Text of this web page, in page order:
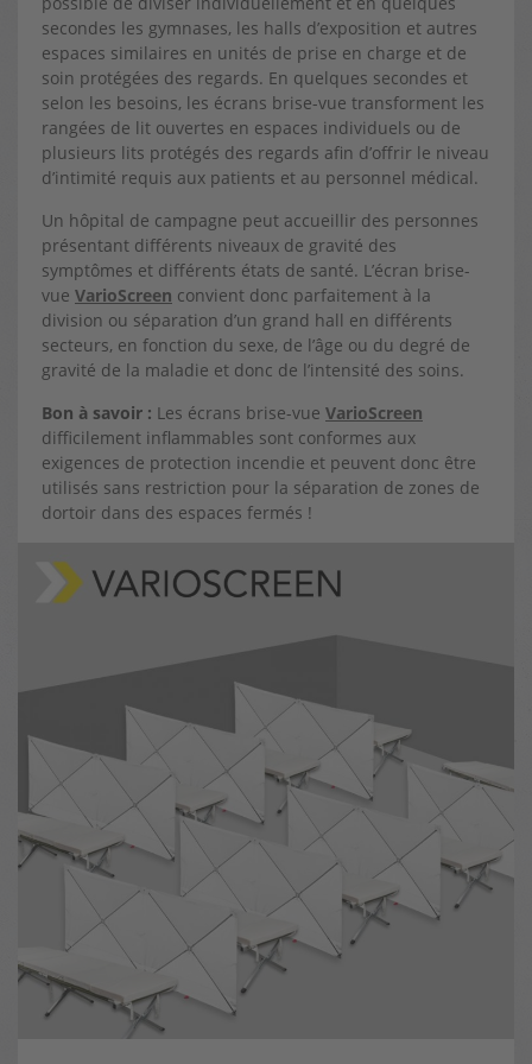
secondes les gymnases, les halls d’exposition et autres
espaces similaires en unités de prise en charge et de
soin protégées des regards. En quelques secondes et
selon les besoins, les écrans brise-vue transforment les
rangées de lit ouvertes en espaces individuels ou de
plusieurs lits protégés des regards afin d’offrir le niveau
d’intimité requis aux patients et au personnel médical.
Un hôpital de campagne peut accueillir des personnes
présentant différents niveaux de gravité des
symptômes et différents états de santé. L’écran brise-
vue VarioScreen convient donc parfaitement à la
division ou séparation d’un grand hall en différents
secteurs, en fonction du sexe, de l’âge ou du degré de
gravité de la maladie et donc de l’intensité des soins.
Bon à savoir : Les écrans brise-vue VarioScreen
difficilement inflammables sont conformes aux
exigences de protection incendie et peuvent donc être
utilisés sans restriction pour la séparation de zones de
dortoir dans des espaces fermés !